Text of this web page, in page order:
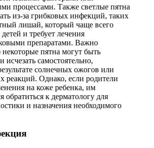
процессами. Также светлые пятна
из-за грибковых инфекций, таких
лишай, который чаще всего
детей и требует лечения
препаратами. Важно
некоторые пятна могут быть
самостоятельно,
солнечных ожогов или
реакций. Однако, если родители
на коже ребенка, им
обратиться к дерматологу для
и назначения необходимого